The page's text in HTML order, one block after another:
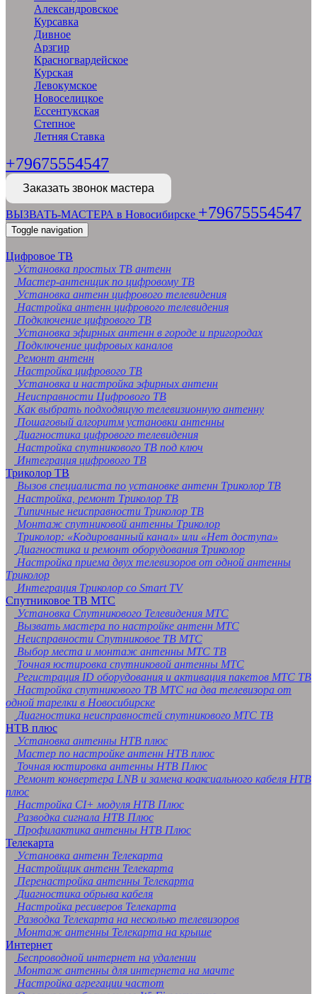
Александровское
Курсавка
Дивное
Арзгир
Красногвардейское
Курская
Левокумское
Новоселицкое
Ессентукская
Степное
Летняя Ставка
+79675554547
Заказать звонок мастера
ВЫЗВАТЬ-МАСТЕРА в Новосибирске +79675554547
Toggle navigation
Цифровое ТВ
Установка простых ТВ антенн
Мастер-антенщик по цифровому ТВ
Установка антенн цифрового телевидения
Настройка антенн цифрового телевидения
Подключение цифрового ТВ
Установка эфирных антенн в городе и пригородах
Подключение цифровых каналов
Ремонт антенн
Настройка цифрового ТВ
Установка и настройка эфирных антенн
Неисправности Цифрового ТВ
Как выбрать подходящую телевизионную антенну
Пошаговый алгоритм установки антенны
Диагностика цифрового телевидения
Настройка спутникового ТВ под ключ
Интеграция цифрового ТВ
Триколор ТВ
Вызов специалиста по установке антенн Триколор ТВ
Настройка, ремонт Триколор ТВ
Типичные неисправности Триколор ТВ
Монтаж спутниковой антенны Триколор
Триколор: «Кодированный канал» или «Нет доступа»
Диагностика и ремонт оборудования Триколор
Настройка приема двух телевизоров от одной антенны
Триколор
Интеграция Триколор со Smart TV
Спутниковое ТВ МТС
Установка Спутникового Телевидения МТС
Вызвать мастера по настройке антенн МТС
Неисправности Спутниковое ТВ МТС
Выбор места и монтаж антенны МТС ТВ
Точная юстировка спутниковой антенны МТС
Регистрация ID оборудования и активация пакетов МТС ТВ
Настройка спутникового ТВ МТС на два телевизора от
одной тарелки в Новосибирске
Диагностика неисправностей спутникового МТС ТВ
НТВ плюс
Установка антенны НТВ плюс
Мастер по настройке антенн НТВ плюс
Точная юстировка антенны НТВ Плюс
Ремонт конвертера LNB и замена коаксиального кабеля НТВ
плюс
Настройка CI+ модуля НТВ Плюс
Разводка сигнала НТВ Плюс
Профилактика антенны НТВ Плюс
Телекарта
Установка антенн Телекарта
Настройщик антенн Телекарта
Перенастройка антенны Телекарта
Диагностика обрыва кабеля
Настройка ресиверов Телекарта
Разводка Телекарта на несколько телевизоров
Монтаж антенны Телекарта на крыше
Интернет
Беспроводной интернет на удалении
Монтаж антенны для интернета на мачте
Настройка агрегации частот